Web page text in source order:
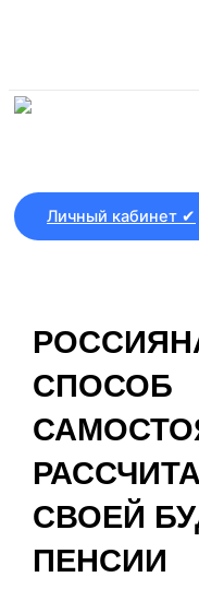
Личный кабинет ✔
СПОСОБ
СВОЕЙ
ПЕНСИИ